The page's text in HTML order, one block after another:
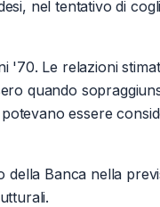
nel tentativo di
Le relazioni
quando
essere
Banca nella